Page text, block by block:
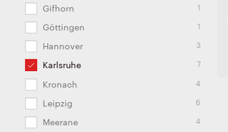
Gifhorn 1
Göttingen 1
Hannover 3
Karlsruhe 7
Kronach 4
Leipzig 6
Meerane 4